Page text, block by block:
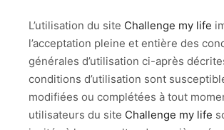
L’utilisation du site Challenge my life
l’acceptation pleine et entière des
générales d’utilisation ci-après
conditions d’utilisation sont
modifiées ou complétées à tout
utilisateurs du site Challenge my life